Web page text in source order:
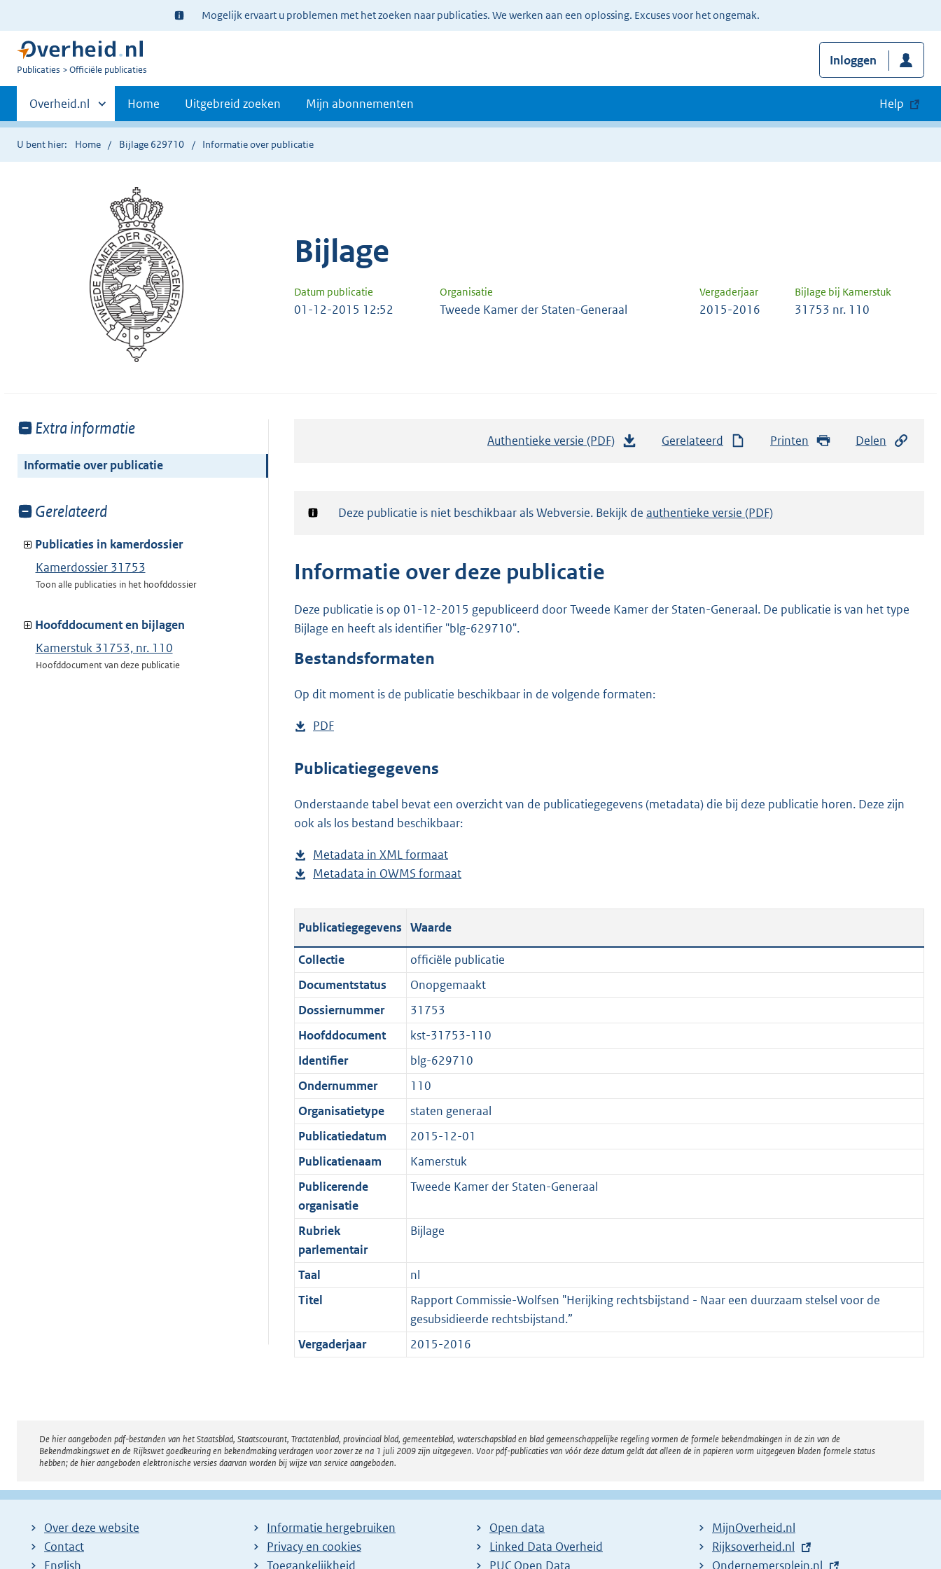
Ter
informatie:
Mogelijk ervaart u problemen met het zoeken naar publicaties. We werken aan een oplossing. Excuses voor het ongemak.
U
Publicaties Officiële publicaties
Inloggen
Primaire
navigatie
Andere
sites
binnen
Overheid.nl Home Uitgebreid zoeken Mijn abonnementen Help
U bent hier: Home Bijlage 629710 Informatie over publicatie
Bijlage
Datum publicatie Organisatie Vergaderjaar Bijlage bij Kamerstuk
01-12-2015 12:52 Tweede Kamer der Staten-Generaal 2015-2016 31753 nr. 110
Toon
van:
Extra informatie
Informatie over publicatie
Toon
van:
Gerelateerd
Publicaties in kamerdossier
Kamerdossier 31753
Toon alle publicaties in het hoofddossier
Hoofddocument en bijlagen
Kamerstuk 31753, nr. 110
Hoofddocument van deze publicatie
Authentieke versie (PDF)
a
r
M
Gerelateerd Printen Delen
Notificatie:
Deze publicatie is niet beschikbaar als Webversie. Bekijk de authentieke versie (PDF)
Informatie over deze publicatie
Deze publicatie is op 01-12-2015 gepubliceerd door Tweede Kamer der Staten-Generaal. De publicatie is van het type
Bijlage en heeft als identifier "blg-629710".
Bestandsformaten
Op dit moment is de publicatie beschikbaar in de volgende formaten:
D
w
l
o
d
p
l
i
c
a
t
i
e
i
n
f
o
r
m
a
t
PDF
s
a
n
s
g
o
t
t
e
:
2
,
6
M
b
Publicatiegegevens
Onderstaande tabel bevat een overzicht van de publicatiegegevens (metadata) die bij deze publicatie horen. Deze zijn
ook als los bestand beschikbaar:
Metadata in XML formaat
e
t
a
n
d
s
r
o
o
t
e
1
K
b
Metadata in OWMS formaat
s
a
n
d
g
r
o
t
t
e
:
1
K
Publicatiegegevens Waarde
Collectie
officiële publicatie
Documentstatus
Onopgemaakt
Dossiernummer
31753
Hoofddocument
kst-31753-110
Identifier
blg-629710
Ondernummer
110
Organisatietype
staten generaal
Publicatiedatum
2015-12-01
Publicatienaam
Kamerstuk
Publicerende
organisatie
Tweede Kamer der Staten-Generaal
Rubriek
parlementair
Bijlage
Taal
nl
Titel
Rapport Commissie-Wolfsen "Herijking rechtsbijstand - Naar een duurzaam stelsel voor de
gesubsidieerde rechtsbijstand.”
Vergaderjaar
2015-2016
Disclaimer
De hier aangeboden pdf-bestanden van het Staatsblad, Staatscourant, Tractatenblad, provinciaal blad, gemeenteblad, waterschapsblad en blad gemeenschappelijke regeling vormen de formele bekendmakingen in de zin van de
Bekendmakingswet en de Rijkswet goedkeuring en bekendmaking verdragen voor zover ze na 1 juli 2009 zijn uitgegeven. Voor pdf-publicaties van vóór deze datum geldt dat alleen de in papieren vorm uitgegeven bladen formele status
hebben; de hier aangeboden elektronische versies daarvan worden bij wijze van service aangeboden.
Over deze website
Contact
English
Informatie hergebruiken
Privacy en cookies
Toegankelijkheid
Open data
Linked Data Overheid
PUC Open Data
MijnOverheid.nl
E
x
Rijksoverheid.nl
E
Ondernemersplein.nl